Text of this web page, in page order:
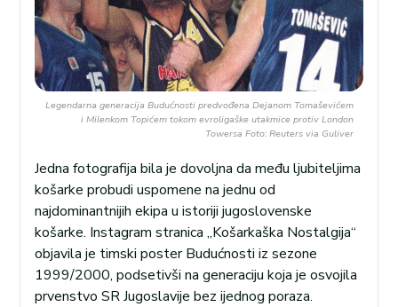
Legendarna generacija Budućnosti predvođena Dejanom Tomaševićem
i Milenkom Topićem tokom evroligaške utakmice protiv London
Towersa Foto: Reuters via Guliver
Jedna fotografija bila je dovoljna da među ljubiteljima
košarke probudi uspomene na jednu od
najdominantnijih ekipa u istoriji jugoslovenske
košarke. Instagram stranica „Košarkaška Nostalgija“
objavila je timski poster Budućnosti iz sezone
1999/2000, podsetivši na generaciju koja je osvojila
prvenstvo SR Jugoslavije bez ijednog poraza.